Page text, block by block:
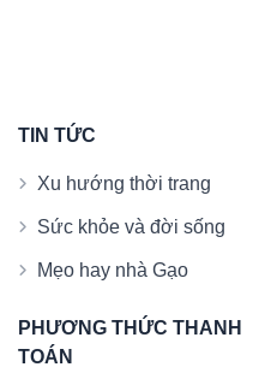
TIN TỨC
Xu hướng thời trang
Sức khỏe và đời sống
Mẹo hay nhà Gạo
PHƯƠNG THỨC THANH
TOÁN